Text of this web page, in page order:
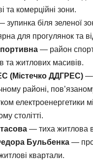
та комерційні зони.
зупинка біля зеленої
для прогулянок та
— район
та житлових масивів.
(Містечко ДДГРЕС) —
районі,
електроенергетики
столітті.
— тиха житлова
Бульбенка —
квартали.